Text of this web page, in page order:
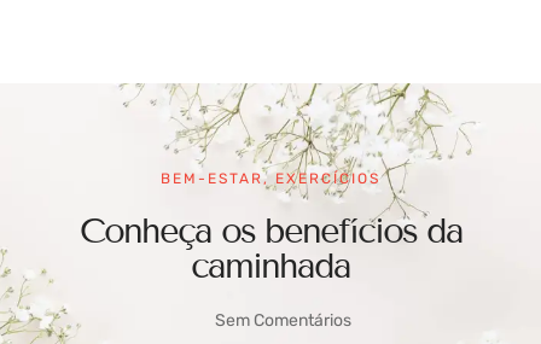
BEM-ESTAR, EXERCÍCIOS
Conheça os benefícios da
caminhada
Sem Comentários